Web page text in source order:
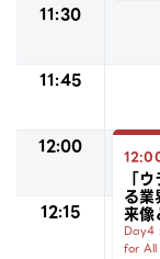
11:30
11:45
12:00
12:15
「
る
来像
Day4
for All